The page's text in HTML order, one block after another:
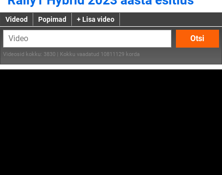
Videod Popimad + Lisa video
Otsi
Videosid kokku: 3830 | Kokku vaadatud 10811129 korda